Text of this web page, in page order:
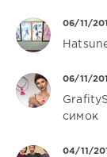
06/11/
06/11/
симок
04/11/